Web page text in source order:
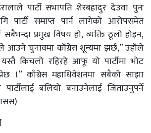
पार्टी सभापति शेरबहादुर देउवा पुनः
पार्टी समाप्त पार्न लागेको आरोपसमेत
सबैभन्दा प्रमुख विषय हो, व्यक्ति ठूलो होइन,
आउने चुनावमा काँग्रेस शून्यमा झर्छ,” उहाँले
यस्तै किचलो रहिरहे आफू यो पार्टीमा भोट
।” काँग्रेस महाधिवेशनमा सबैको साझा
पार्टीलाई बलियो बनाउनेलाई जिताउनुपर्ने